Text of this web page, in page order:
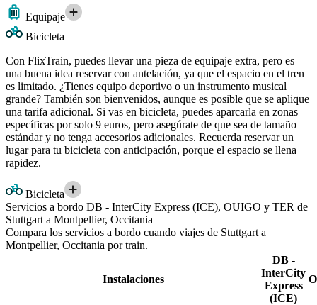
Equipaje
Bicicleta
Con FlixTrain, puedes llevar una pieza de equipaje extra, pero es
una buena idea reservar con antelación, ya que el espacio en el tren
es limitado. ¿Tienes equipo deportivo o un instrumento musical
grande? También son bienvenidos, aunque es posible que se aplique
una tarifa adicional. Si vas en bicicleta, puedes aparcarla en zonas
específicas por solo 9 euros, pero asegúrate de que sea de tamaño
estándar y no tenga accesorios adicionales. Recuerda reservar un
lugar para tu bicicleta con anticipación, porque el espacio se llena
rapidez.
Bicicleta
Servicios a bordo DB - InterCity Express (ICE), OUIGO y TER de
Stuttgart a Montpellier, Occitania
Compara los servicios a bordo cuando viajes de Stuttgart a
Montpellier, Occitania por train.
Instalaciones
DB -
InterCity
Express
(ICE)